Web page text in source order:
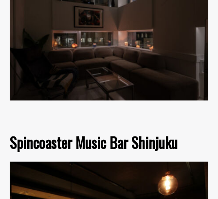
Spincoaster Music Bar Shinjuku